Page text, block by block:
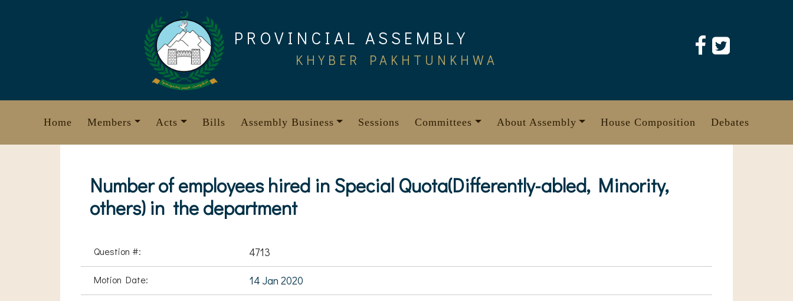
PROVINCIAL ASSEMBLY
KHYBER PAKHTUNKHWA
Home Members Acts Bills Assembly Business Sessions Committees About Assembly House Composition Debates
Number of employees hired in Special Quota(Differently-abled, Minority,
others) in the department
Question #: 4713
Motion Date: 14 Jan 2020